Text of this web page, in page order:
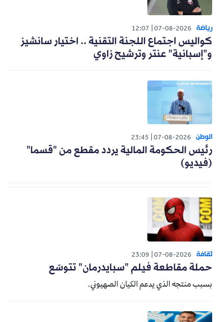
رياضة 07-08-2026
12:07
كواليس اجتماع اللجنة التقنية .. اختيار سانشيز
و"إسبانية" عنتر وترشيح زاوي
الوطن 07-08-2026
23:45
رئيس الحكومة المالية يردد مقطع من "قسما"
(فيديو)
ثقافة 07-08-2026
23:09
حملة مقاطعة فيلم "سبايدرمان" تتوسّع
بسبب منتجه الذي يدعم الكيان الصهيوني.